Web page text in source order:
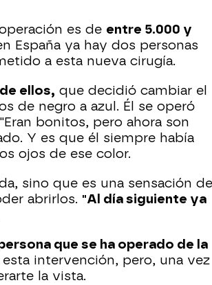
es de entre 5.000 y
España ya hay dos personas
a esta nueva cirugía.
ellos, que decidió cambiar el
de negro a azul. Él se operó
bonitos, pero ahora son
Y es que él siempre había
ojos de ese color.
sino que es una sensación de
abrirlos. "Al día siguiente ya
que se ha operado de la
intervención, pero, una vez
la vista.